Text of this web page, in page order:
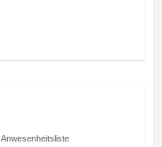
Anwesenheitsliste